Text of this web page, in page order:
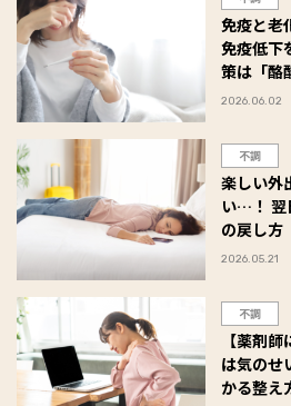
免疫と老
免疫低下
策は「酪
2026.06.02
不調
楽しい外
い…！ 翌
の戻し方
2026.05.21
不調
【薬剤
は気のせ
かる整え